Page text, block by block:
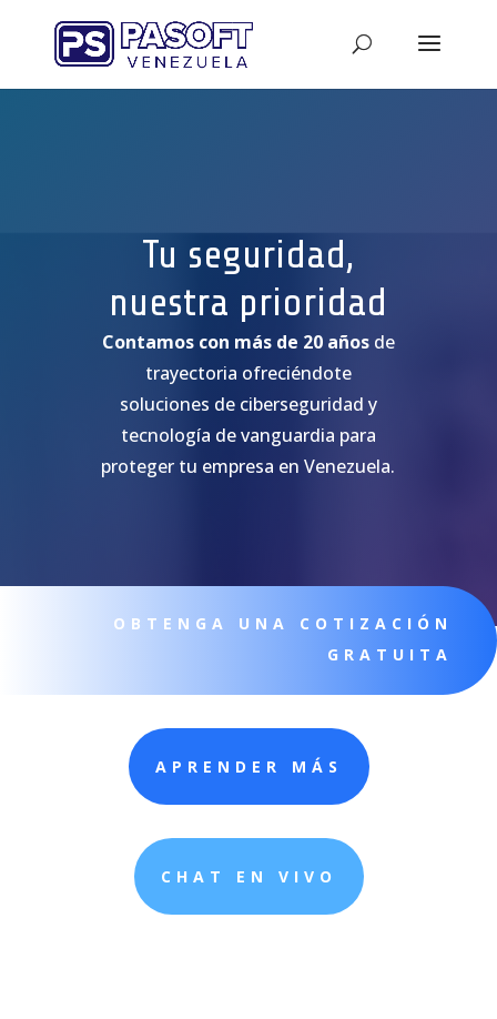
Tu seguridad,
nuestra prioridad
Contamos con más de 20 añosde
trayectoria ofreciéndote
soluciones de ciberseguridad y
tecnología de vanguardia para
proteger tu empresa en Venezuela.
OBTENGA UNA COTIZACIÓN
GRATUITA
APRENDER MÁS
CHAT EN VIVO